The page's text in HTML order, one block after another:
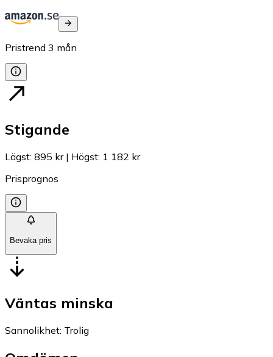
Pristrend 3 mån
Stigande
Lägst: 895 kr| Högst: 1 182 kr
Prisprognos
Bevaka pris
Väntas minska
Sannolikhet: Trolig